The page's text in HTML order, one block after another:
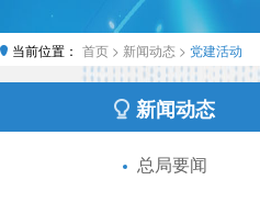
当前位置： 首页 > 新闻动态 > 党建活动
新闻动态
总局要闻